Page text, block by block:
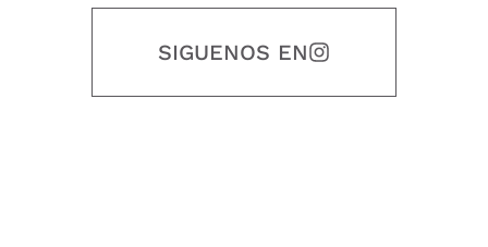
SIGUENOS EN